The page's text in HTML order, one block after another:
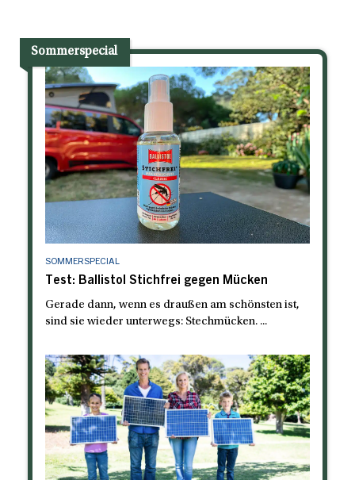
Sommerspecial
SOMMERSPECIAL
Test: Ballistol Stichfrei gegen Mücken
Gerade dann, wenn es draußen am schönsten ist,
sind sie wieder unterwegs: Stechmücken. ...